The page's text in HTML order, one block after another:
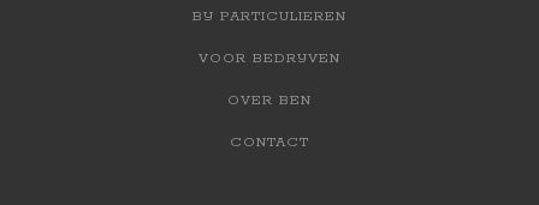
BIJ PARTICULIEREN
VOOR BEDRIJVEN
OVER BEN
CONTACT